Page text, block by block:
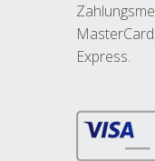
Express.